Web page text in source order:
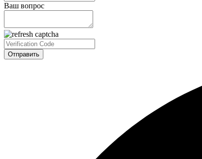
Ваш вопрос